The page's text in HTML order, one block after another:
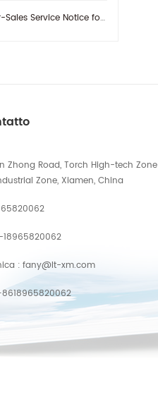
Service Notice for Turkey Region
Zhong Road, Torch High-tech Zone
Zone, Xiamen, China
: fany@lt-xm.com